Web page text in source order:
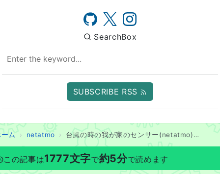
SearchBox
SUBSCRIBE RSS
ーム netatmo 台風の時の我が家のセンサー(netatmo)の値をZabbixで見る
この記事は1777文字で約5分で読めます